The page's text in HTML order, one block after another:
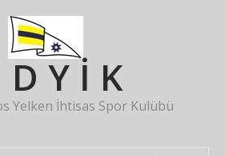
D Y İ K
Yelken İhtisas Spor Kulübü